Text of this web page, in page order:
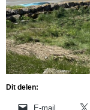
Dit delen:
E-mail